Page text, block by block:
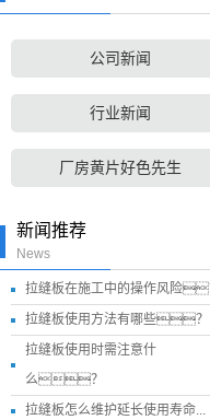
公司新闻
行业新闻
厂房黄片好色先生
新闻推荐
News
拉缝板在施工中的操作风险
拉缝板使用方法有哪些？
拉缝板使用时需注意什
么？
拉缝板怎么维护延长使用寿命...